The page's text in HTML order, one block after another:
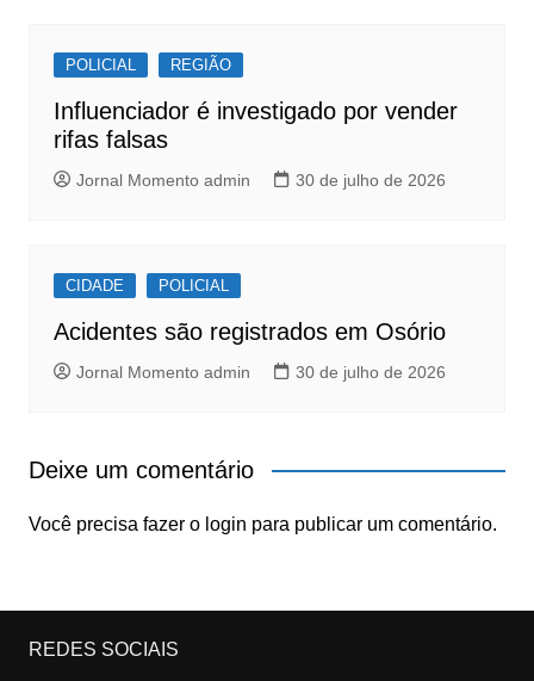
POLICIAL REGIÃO
Influenciador é investigado por vender
rifas falsas
Jornal Momento admin 30 de julho de 2026
CIDADE POLICIAL
Acidentes são registrados em Osório
Jornal Momento admin 30 de julho de 2026
Deixe um comentário
Você precisa fazer o login para publicar um comentário.
REDES SOCIAIS